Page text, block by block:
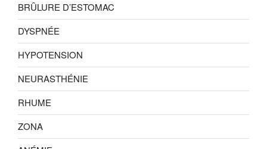
BRÛLURE D’ESTOMAC
DYSPNÉE
HYPOTENSION
NEURASTHÉNIE
RHUME
ZONA